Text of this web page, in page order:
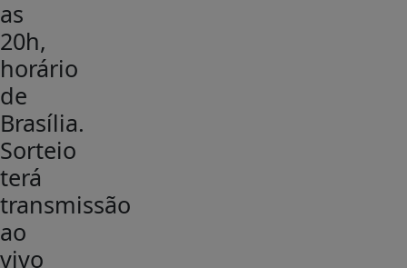
as
20h,
horário
de
Brasília.
Sorteio
terá
transmissão
ao
vivo